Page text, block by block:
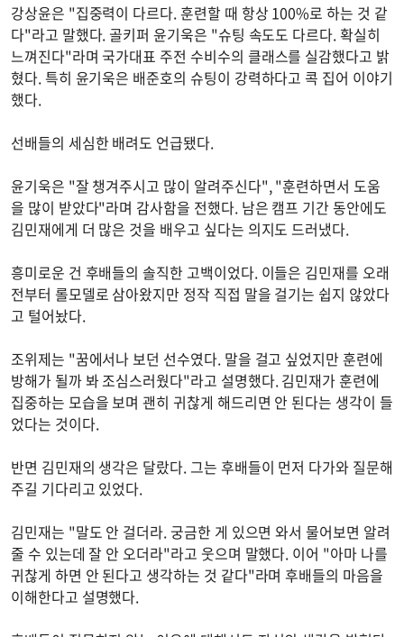
강상윤은 "집중력이 다르다. 훈련할 때 항상 100%로 하는 것 같
다"라고 말했다. 골키퍼 윤기욱은 "슈팅 속도도 다르다. 확실히
느껴진다"라며 국가대표 주전 수비수의 클래스를 실감했다고 밝
혔다. 특히 윤기욱은 배준호의 슈팅이 강력하다고 콕 집어 이야기
했다.
선배들의 세심한 배려도 언급됐다.
윤기욱은 "잘 챙겨주시고 많이 알려주신다", "훈련하면서 도움
을 많이 받았다"라며 감사함을 전했다. 남은 캠프 기간 동안에도
김민재에게 더 많은 것을 배우고 싶다는 의지도 드러냈다.
흥미로운 건 후배들의 솔직한 고백이었다. 이들은 김민재를 오래
전부터 롤모델로 삼아왔지만 정작 직접 말을 걸기는 쉽지 않았다
고 털어놨다.
조위제는 "꿈에서나 보던 선수였다. 말을 걸고 싶었지만 훈련에
방해가 될까 봐 조심스러웠다"라고 설명했다. 김민재가 훈련에
집중하는 모습을 보며 괜히 귀찮게 해드리면 안 된다는 생각이 들
었다는 것이다.
반면 김민재의 생각은 달랐다. 그는 후배들이 먼저 다가와 질문해
주길 기다리고 있었다.
김민재는 "말도 안 걸더라. 궁금한 게 있으면 와서 물어보면 알려
줄 수 있는데 잘 안 오더라"라고 웃으며 말했다. 이어 "아마 나를
귀찮게 하면 안 된다고 생각하는 것 같다"라며 후배들의 마음을
이해한다고 설명했다.